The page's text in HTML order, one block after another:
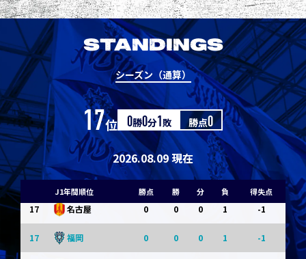
STANDINGS
シーズン（通算）
17位 0勝0分1敗 勝点0
2026.08.09 現在
J1年間順位 勝点 勝 分 負 得失点
10 東京Ｖ 1 0 1 0 0
10 川崎Ｆ 1 0 1 0
12 浦和 0 0 0 1 -1
横浜FM 0 0 1 -1
14 水戸 0 0 1 -1
14 京都 0 0 1 -1
14 岡山 0 0 0 1 -1
17 名古屋 0 0 0 1 -1
17 福岡 0 0 0 1 -1